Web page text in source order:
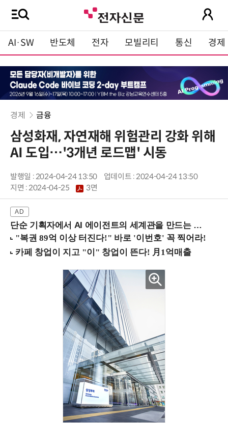
AI·SW 반도체 전자 모빌리티 통신 경제
경제 금융
삼성화재, 자연재해 위험관리 강화 위해
AI 도입…'3개년 로드맵' 시동
발행일 : 2024-04-24 13:50
업데이트 : 2024-04-24 13:50
지면 :2024-04-25 3면
단순 기획자에서 AI 에이전트의 세계관을 만드는 지식 설계자로.. (8/20 강남역)